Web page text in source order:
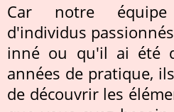
Car notre
d'individus
inné ou qu'il ai été
années de pratique,
de découvrir les